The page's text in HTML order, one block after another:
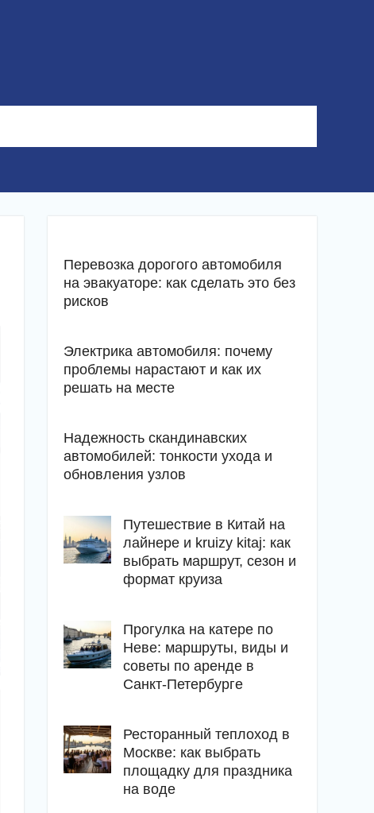
Перевозка дорогого автомобиля
на эвакуаторе: как сделать это без
рисков
Электрика автомобиля: почему
проблемы нарастают и как их
решать на месте
Надежность скандинавских
автомобилей: тонкости ухода и
обновления узлов
Путешествие в Китай на
лайнере и kruizy kitaj: как
выбрать маршрут, сезон и
формат круиза
Прогулка на катере по
Неве: маршруты, виды и
советы по аренде в
Санкт-Петербурге
Ресторанный теплоход в
Москве: как выбрать
площадку для праздника
на воде